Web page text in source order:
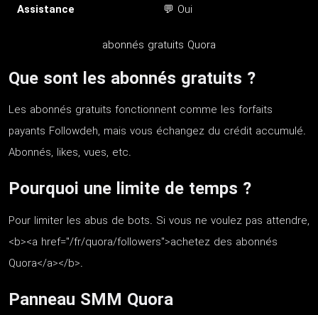
Assistance
💬 Oui
abonnés gratuits Quora
Que sont les abonnés gratuits ?
Les abonnés gratuits fonctionnent comme les forfaits
payants Followdeh, mais vous échangez du crédit accumulé.
Abonnés, likes, vues, etc.
Pourquoi une limite de temps ?
Pour limiter les abus de bots. Si vous ne voulez pas attendre,
<b><a href="/fr/quora/followers">achetez des abonnés
Quora</a></b>.
Panneau SMM Quora